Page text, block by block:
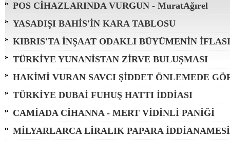
POS CİHAZLARINDA VURGUN - MuratAğırel
YASADIŞI BAHİS'İN KARA TABLOSU
KIBRIS'TA İNŞAAT ODAKLI BÜYÜMENİN İFLASI
TÜRKİYE YUNANİSTAN ZİRVE BULUŞMASI
HAKİMİ VURAN SAVCI ŞİDDET ÖNLEMEDE
TÜRKİYE DUBAİ FUHUŞ HATTI İDDİASI
CAMİADA CİHANNA - MERT VİDİNLİ PANİĞİ
MİLYARLARCA LİRALIK PAPARA İDDİANAMESİ